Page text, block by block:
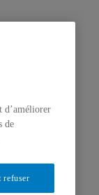
d’améliorer
de
refuser